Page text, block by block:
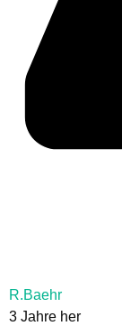
R.Baehr
3 Jahre her